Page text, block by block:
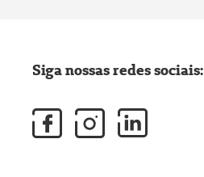
Siga nossas redes sociais: